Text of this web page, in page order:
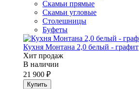
Скамьи прямые
Скамьи угловые
Столешницы
Буфеты
Кухня Монтана 2,0 белый - графит
Хит продаж
В наличии
21 900 ₽